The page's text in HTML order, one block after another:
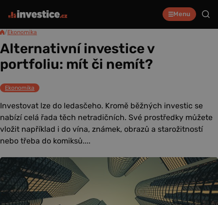
Menu
/Ekonomika
Alternativní investice v
portfoliu: mít či nemít?
Ekonomika
Investovat lze do ledasčeho. Kromě běžných investic se
nabízí celá řada těch netradičních. Své prostředky můžete
vložit například i do vína, známek, obrazů a starožitností
nebo třeba do komiksů....